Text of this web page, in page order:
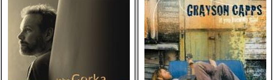
den första grupp från Rugby
som hamnade på engelska
topp-50-listan. Per
Magnusson berättar.